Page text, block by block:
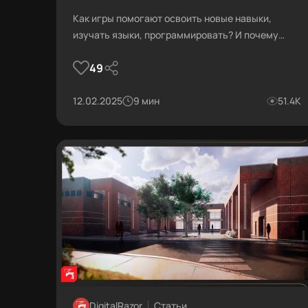
Как игры помогают освоить новые навыки,
изучать языки, программировать? И почему
эффективнее традиционных методов?
где каждый уровень — шаг к новым знаниям, а
49
12.02.2025 9 мин 51.4К